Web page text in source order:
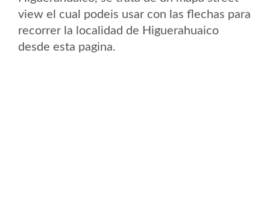
view el cual podeis usar con las flechas para
recorrer la localidad de Higuerahuaico
desde esta pagina.